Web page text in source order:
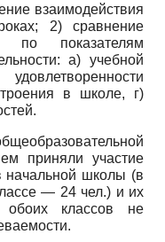
взаимодействия
2) сравнение
по показателям
а) учебной
в школе, г)
приняли участие
начальной школы (в
— 24 чел.) и их
классов не